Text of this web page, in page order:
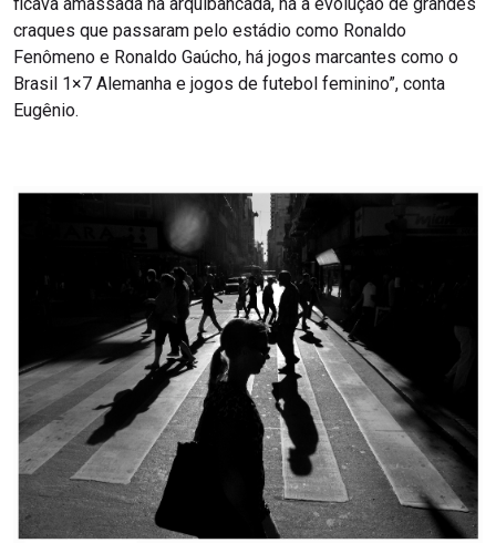
ficava amassada na arquibancada, há a evolução de grandes
craques que passaram pelo estádio como Ronaldo
Fenômeno e Ronaldo Gaúcho, há jogos marcantes como o
Brasil 1×7 Alemanha e jogos de futebol feminino”, conta
Eugênio.